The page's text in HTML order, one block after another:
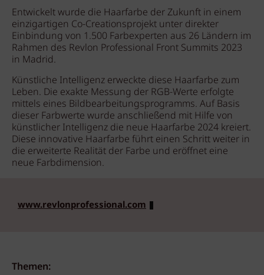
Entwickelt wurde die Haarfarbe der Zukunft in einem
einzigartigen Co-Creationsprojekt unter direkter
Einbindung von 1.500 Farbexperten aus 26 Ländern im
Rahmen des Revlon Professional Front Summits 2023
in Madrid.
Künstliche Intelligenz erweckte diese Haarfarbe zum
Leben. Die exakte Messung der RGB-Werte erfolgte
mittels eines Bildbearbeitungsprogramms. Auf Basis
dieser Farbwerte wurde anschließend mit Hilfe von
künstlicher Intelligenz die neue Haarfarbe 2024 kreiert.
Diese innovative Haarfarbe führt einen Schritt weiter in
die erweiterte Realität der Farbe und eröffnet eine
neue Farbdimension.
www.revlonprofessional.com
Themen: